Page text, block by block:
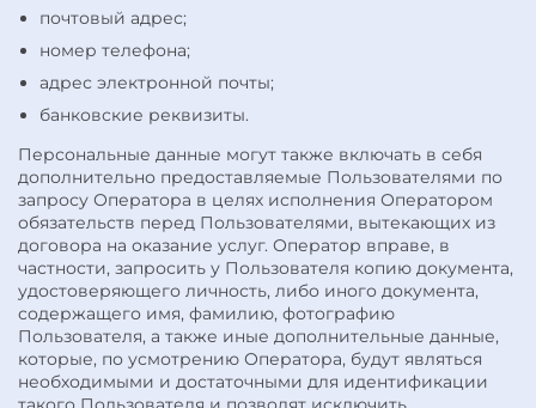
почтовый адрес;
номер телефона;
адрес электронной почты;
банковские реквизиты.
Персональные данные могут также включать в себя
дополнительно предоставляемые Пользователями по
запросу Оператора в целях исполнения Оператором
обязательств перед Пользователями, вытекающих из
договора на оказание услуг. Оператор вправе, в
частности, запросить у Пользователя копию документа,
удостоверяющего личность, либо иного документа,
содержащего имя, фамилию, фотографию
Пользователя, а также иные дополнительные данные,
которые, по усмотрению Оператора, будут являться
необходимыми и достаточными для идентификации